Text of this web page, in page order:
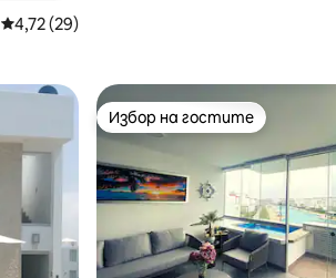
Средна оценка: 4,72 от 5, 29 отзива
4,72 (29)
Избор на гостите
Избор на гостите